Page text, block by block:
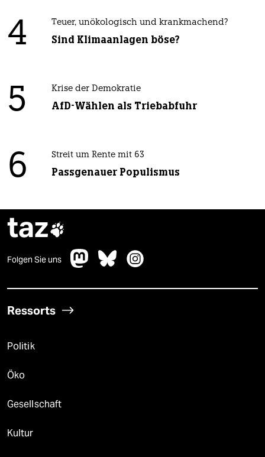
4 Teuer, unökologisch und krankmachend?
Sind Klimaanlagen böse?
5 Krise der Demokratie
AfD-Wählen als Triebabfuhr
6 Streit um Rente mit 63
Passgenauer Populismus
taz
Folgen Sie uns
Ressorts
Politik
Öko
Gesellschaft
Kultur